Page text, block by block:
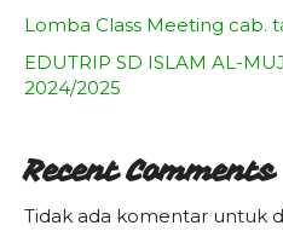
Lomba Class Meeting cab.
EDUTRIP SD ISLAM AL-
2024/2025
Recent Comments
Tidak ada komentar untuk